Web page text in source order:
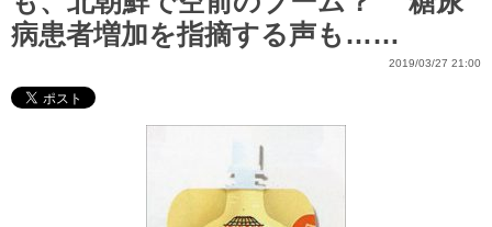
病患者増加を指摘する声も……
2019/03/27 21:00